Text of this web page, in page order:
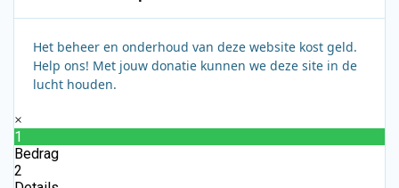
Het beheer en onderhoud van deze website kost geld.
Help ons! Met jouw donatie kunnen we deze site in de
lucht houden.